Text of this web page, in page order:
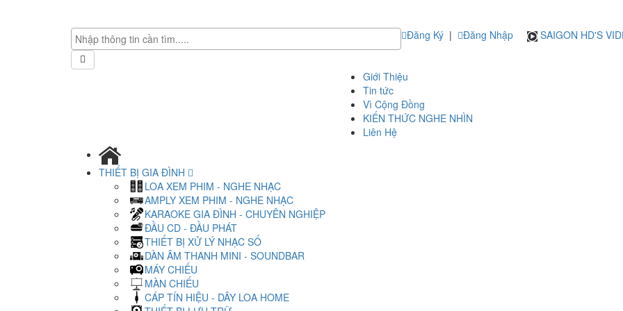
Đăng Ký | Đăng Nhập SAIGON HD'S
Giới Thiệu
Tin tức
Vì Cộng Đồng
KIẾN THỨC NGHE NHÌN
Liên Hệ
THIẾT BỊ GIA ĐÌNH
LOA XEM PHIM - NGHE NHẠC
AMPLY XEM PHIM - NGHE NHẠC
KARAOKE GIA ĐÌNH - CHUYÊN NGHIỆP
ĐẦU CD - ĐẦU PHÁT
THIẾT BỊ XỬ LÝ NHẠC SỐ
DÀN ÂM THANH MINI - SOUNDBAR
MÁY CHIẾU
MÀN CHIẾU
CÁP TÍN HIỆU - DÂY LOA HOME